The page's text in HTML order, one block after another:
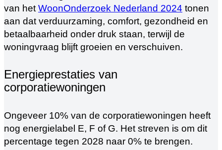
van hetWoonOnderzoek Nederland 2024 tonen
aan dat verduurzaming, comfort, gezondheid en
betaalbaarheid onder druk staan, terwijl de
woningvraag blijft groeien en verschuiven.
Energieprestaties van
corporatiewoningen
Ongeveer 10% van de corporatiewoningen heeft
nog energielabel E, F of G. Het streven is om dit
percentage tegen 2028 naar 0% te brengen.